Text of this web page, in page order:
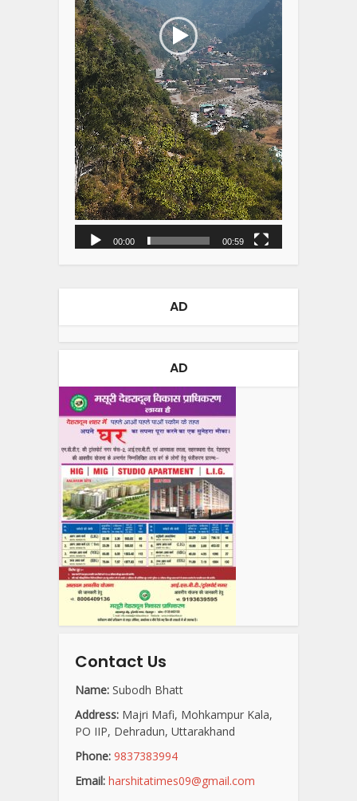
00:00 00:59
AD
AD
Contact Us
Name: Subodh Bhatt
Address: Majri Mafi, Mohkampur Kala,
PO IIP, Dehradun, Uttarakhand
Phone: 9837383994
Email: harshitatimes09@gmail.com